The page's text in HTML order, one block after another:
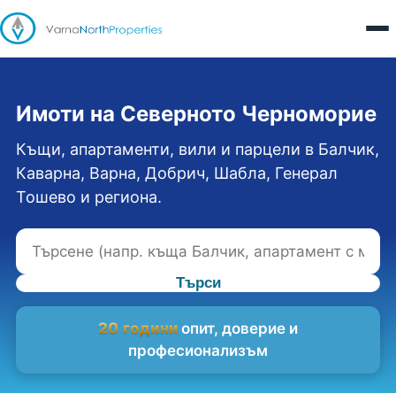
Имоти на Северното Черноморие
Къщи, апартаменти, вили и парцели в Балчик,
Каварна, Варна, Добрич, Шабла, Генерал
Тошево и региона.
Търси
20 години опит, доверие и
професионализъм